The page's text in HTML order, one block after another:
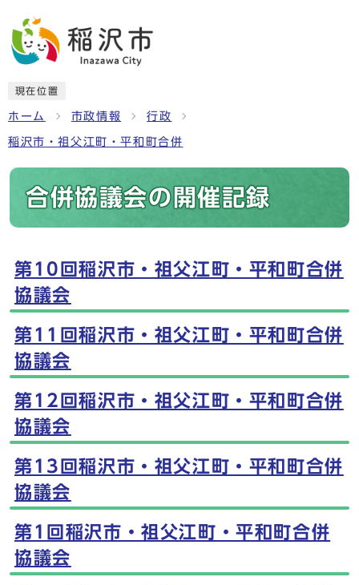
現在位置
ホーム 市政情報 行政
稲沢市・祖父江町・平和町合併
合併協議会の開催記録
メインメニュー
第10回稲沢市・祖父江町・平和町合併
協議会
第11回稲沢市・祖父江町・平和町合併
協議会
第12回稲沢市・祖父江町・平和町合併
協議会
第13回稲沢市・祖父江町・平和町合併
協議会
第1回稲沢市・祖父江町・平和町合併
協議会